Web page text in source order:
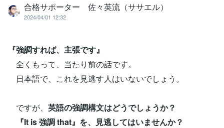
合格サポーター 佐々英流（ササエル）
2024/04/01 12:32
『強調すれば、主張です』
全くもって、当たり前の話です。
日本語で、これを見逃す人はいないでしょう。
ですが、 英語の強調構文はどうでしょうか？
『It is 強調 that』を、見逃してはいませんか？